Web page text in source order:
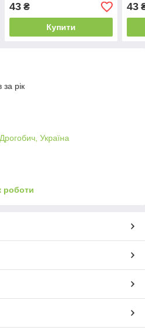
43₴
Купити
43
за рік
Україна
роботи